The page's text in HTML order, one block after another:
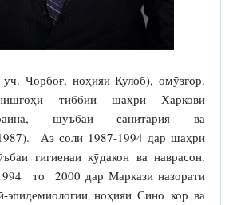
Чорбоғ, ноҳияи Кулоб), омӯзгор.
тиббии шаҳри Харкови
шӯъбаи санитария ва
Аз соли 1987-1994 дар шаҳри
гигиенаи кӯдакон ва наврасон.
то 2000 дар Маркази назорати
эпидемиологии ноҳияи Сино кор ва